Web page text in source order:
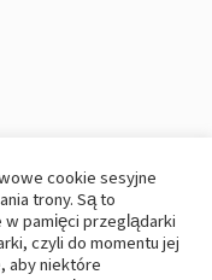
cookie sesyjne
trony. Są to
pamięci przeglądarki
czyli do momentu jej
aby niektóre